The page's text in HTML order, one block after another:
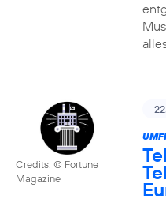
Credits: © Fortune
Magazine